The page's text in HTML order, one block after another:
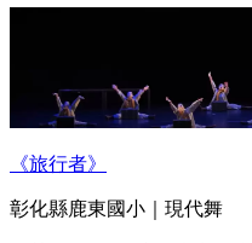
《旅行者》
彰化縣鹿東國小｜現代舞